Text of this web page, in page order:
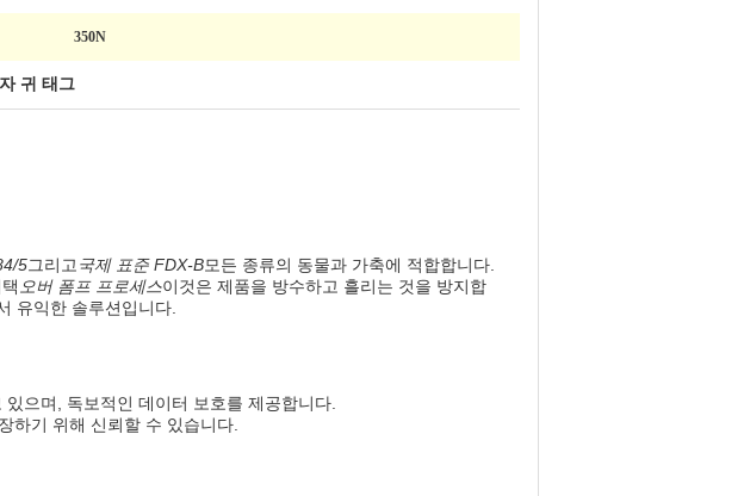
350N
귀 태그
5그리고 국제 표준 FDX-B모든 종류의 동물과 가축에 적합합니다.
오버 폼프 프로세스이것은 제품을 방수하고 흘리는 것을 방지합
유익한 솔루션입니다.
으며, 독보적인 데이터 보호를 제공합니다.
하기 위해 신뢰할 수 있습니다.